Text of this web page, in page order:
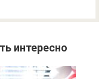
интересно